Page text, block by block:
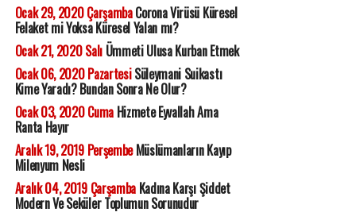
Ocak 29, 2020 ÇarşambaCorona Virüsü Küresel
Felaket mi Yoksa Küresel Yalan mı?
Ocak 21, 2020 SalıÜmmeti Ulusa Kurban Etmek
Ocak 06, 2020 PazartesiSüleymani Suikastı
Kime Yaradı? Bundan Sonra Ne Olur?
Ocak 03, 2020 CumaHizmete Eyvallah Ama
Ranta Hayır
Aralık 19, 2019 PerşembeMüslümanların Kayıp
Milenyum Nesli
Aralık 04, 2019 ÇarşambaKadına Karşı Şiddet
Modern Ve Seküler Toplumun Sorunudur